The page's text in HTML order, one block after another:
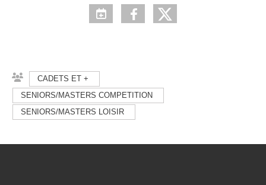
CADETS ET +
SENIORS/MASTERS COMPETITION
SENIORS/MASTERS LOISIR